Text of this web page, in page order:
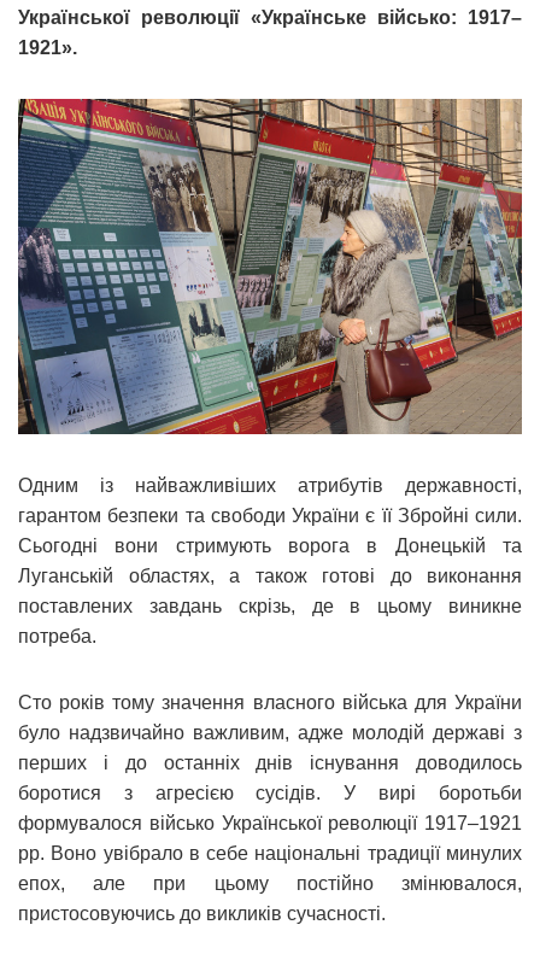
Української революції «Українське військо: 1917–
1921».
Одним із найважливіших атрибутів державності,
гарантом безпеки та свободи України є її Збройні сили.
Сьогодні вони стримують ворога в Донецькій та
Луганській областях, а також готові до виконання
поставлених завдань скрізь, де в цьому виникне
потреба.
Сто років тому значення власного війська для України
було надзвичайно важливим, адже молодій державі з
перших і до останніх днів існування доводилось
боротися з агресією сусідів. У вирі боротьби
формувалося військо Української революції 1917–1921
рр. Воно увібрало в себе національні традиції минулих
епох, але при цьому постійно змінювалося,
пристосовуючись до викликів сучасності.